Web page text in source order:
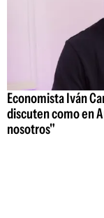
Economista Iván
discuten como en
nosotros"